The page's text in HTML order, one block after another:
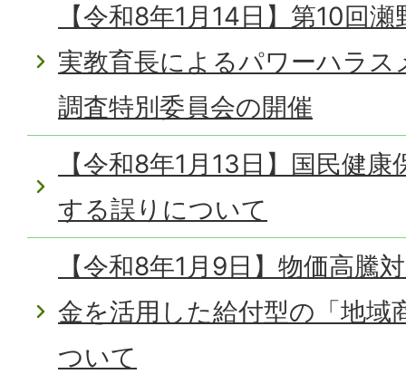
【令和8年1月14日】第10回
実教育長によるパワーハラ
調査特別委員会の開催
【令和8年1月13日】国民健
する誤りについて
【令和8年1月9日】物価高騰
金を活用した給付型の「地域
ついて